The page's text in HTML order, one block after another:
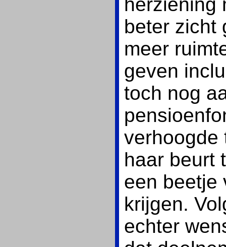
beter zicht
meer
geven
toch nog
verhoogde
haar beurt
een beetje
krijgen.
echter